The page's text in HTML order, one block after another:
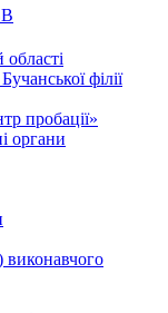
філії
пробації»
органи
виконавчого